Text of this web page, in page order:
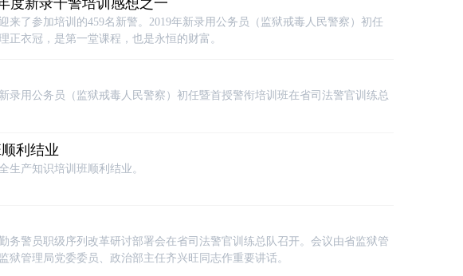
度新录干警培训感想之一
来了参加培训的459名新警。2019年新录用公务员（监狱戒毒人民警察）初任
衣冠，是第一堂课程，也是永恒的财富。
录用公务员（监狱戒毒人民警察）初任暨首授警衔培训班在省司法警官训练总
利结业
生产知识培训班顺利结业。
务警员职级序列改革研讨部署会在省司法警官训练总队召开。会议由省监狱管
管理局党委委员、政治部主任齐兴旺同志作重要讲话。